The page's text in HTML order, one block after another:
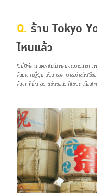
Q. ร้าน Tokyo
ไหนแล้ว
ปีนี้ปีที่สาม แต่เราไม่มีแพลนจะขยายสาขา
สั่งมาจากญี่ปุ่น แป้ง ซอส บางอย่างมันใช้ขอ
สั่งจากที่นั่น อย่างเช่นซอสยากิโซบะ เมืองไท